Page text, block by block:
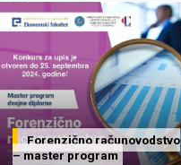
Forenzično računovodstvo
– master program